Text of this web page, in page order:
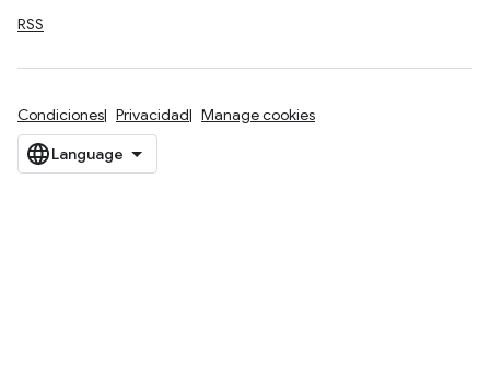
RSS
Condiciones Privacidad Manage cookies